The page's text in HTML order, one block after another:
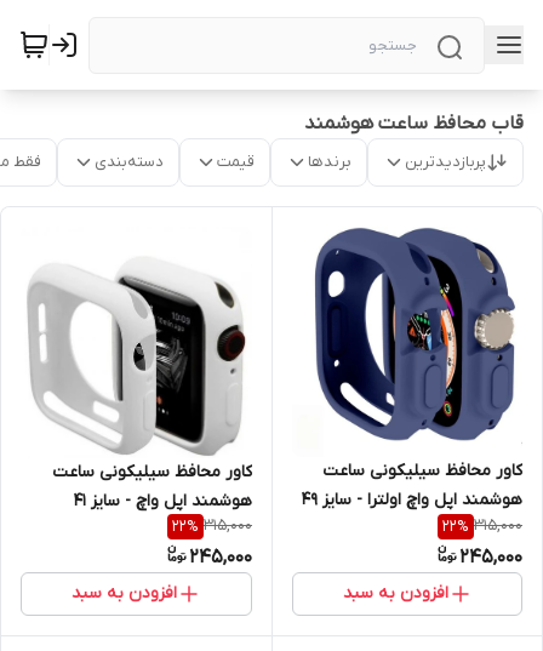
قاب محافظ ساعت هوشمند
پربازدیدترین برندها قیمت دسته‌بندی فقط
کاور محافظ سیلیکونی ساعت
هوشمند اپل واچ اولترا - سایز 49
میلیمتر
315,000
22%
245,000
افزودن به سبد
کاور محافظ سیلیکونی ساعت
هوشمند اپل واچ - سایز 41
میلیمتر
315,000
22%
245,000
افزودن به سبد